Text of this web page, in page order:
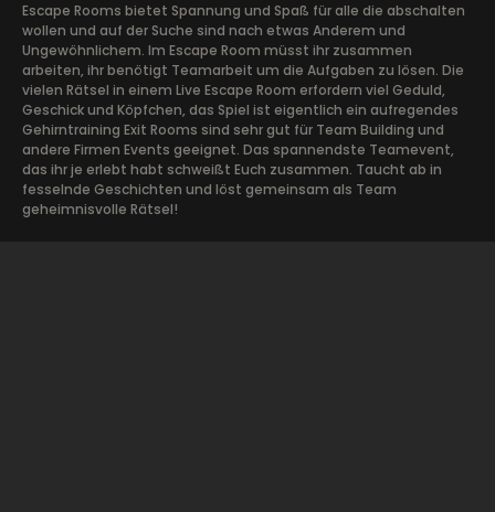
Escape Rooms bietet Spannung und Spaß für alle die abschalten
wollen und auf der Suche sind nach etwas Anderem und
Ungewöhnlichem. Im Escape Room müsst ihr zusammen
arbeiten, ihr benötigt Teamarbeit um die Aufgaben zu lösen. Die
vielen Rätsel in einem Live Escape Room erfordern viel Geduld,
Geschick und Köpfchen, das Spiel ist eigentlich ein aufregendes
Gehirntraining Exit Rooms sind sehr gut für Team Building und
andere Firmen Events geeignet. Das spannendste Teamevent,
das ihr je erlebt habt schweißt Euch zusammen. Taucht ab in
fesselnde Geschichten und löst gemeinsam als Team
geheimnisvolle Rätsel!